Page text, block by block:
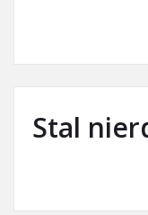
Stal